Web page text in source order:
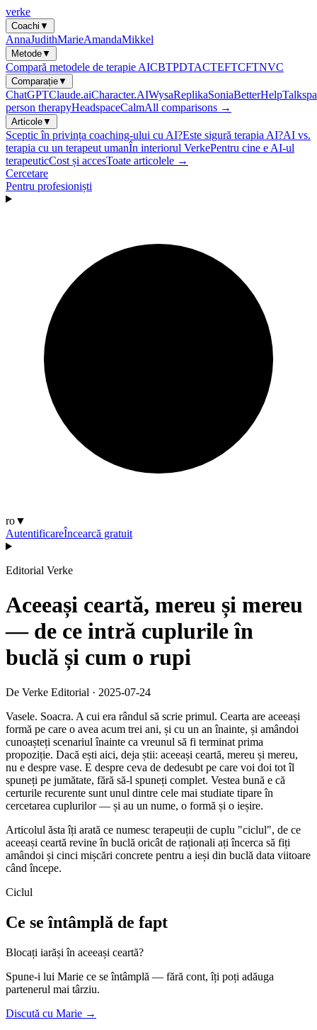
verke
Coachi ▼
AnnaJudithMarieAmandaMikkel
Metode▼
Compară metodele de terapie AICBTPDTACTEFTCFTNVC
Comparație▼
ChatGPTClaude.aiCharacter.AIWysaReplikaSoniaBetterHelp
person therapyHeadspaceCalmAll comparisons →
Articole▼
Sceptic în privința coaching-ului cu AI?Este sigură terapia AI?AI vs.
terapia cu un terapeut umanÎn interiorul VerkePentru cine e AI-ul
terapeuticCost și accesToate articolele →
Cercetare
Pentru profesioniști
ro▼
AutentificareÎncearcă gratuit
Editorial Verke
Aceeași ceartă, mereu și mereu
— de ce intră cuplurile în
buclă și cum o rupi
De Verke Editorial · 2025-07-24
Vasele. Soacra. A cui era rândul să scrie primul. Cearta are aceeași
formă pe care o avea acum trei ani, și cu un an înainte, și amândoi
cunoașteți scenariul înainte ca vreunul să fi terminat prima
propoziție. Dacă ești aici, deja știi: aceeași ceartă, mereu și mereu,
nu e despre vase. E despre ceva de dedesubt pe care voi doi tot îl
spuneți pe jumătate, fără să-l spuneți complet. Vestea bună e că
certurile recurente sunt unul dintre cele mai studiate tipare în
cercetarea cuplurilor — și au un nume, o formă și o ieșire.
Articolul ăsta îți arată ce numesc terapeuții de cuplu "ciclul", de ce
aceeași ceartă revine în buclă oricât de raționali ați încerca să fiți
amândoi și cinci mișcări concrete pentru a ieși din buclă data viitoare
când începe.
Ciclul
Ce se întâmplă de fapt
Blocați iarăși în aceeași ceartă?
Spune-i lui Marie ce se întâmplă — fără cont, îți poți adăuga
partenerul mai târziu.
Discută cu Marie →